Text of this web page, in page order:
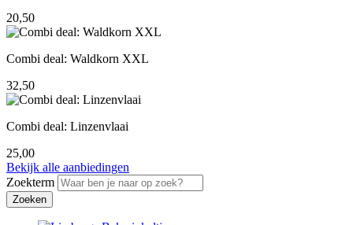
20,50
Combi deal: Waldkorn XXL
32,50
Combi deal: Linzenvlaai
25,00
Bekijk alle aanbiedingen
Zoekterm